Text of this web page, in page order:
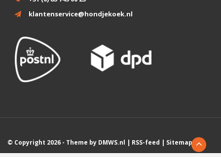
klantenservice@hondjekoek.nl
© Copyright 2026 - Theme by DMWS.nl | RSS-feed | Sitemap